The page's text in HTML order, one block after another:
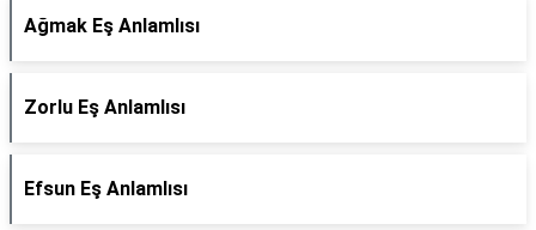
Ağmak Eş Anlamlısı
Zorlu Eş Anlamlısı
Efsun Eş Anlamlısı